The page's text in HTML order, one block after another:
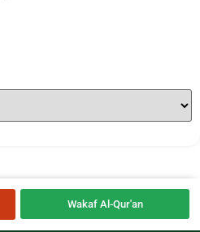
Wakaf Al-Qur'an